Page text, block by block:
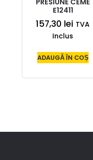
PRESIUNE CEME
E12411
157,30 lei TVA
Inclus
ADAUGĂ ÎN COȘ